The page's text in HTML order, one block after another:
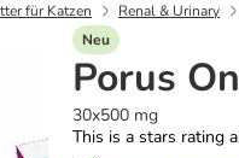
für Katzen Renal & Urinary
Neu
Porus
30x500 mg
This is a stars rating